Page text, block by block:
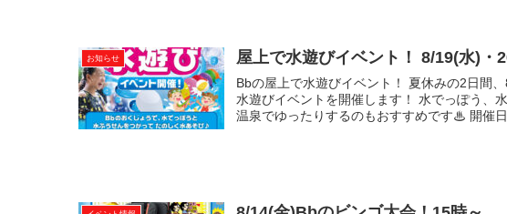
お知らせ 屋上で水遊びイベント！ 8/19(水)・
Bbの屋上で水遊びイベント！ 夏休みの2日間
水遊びイベントを開催します！ 水でっぽう、
温泉でゆったりするのもおすすめです♨ 開催日